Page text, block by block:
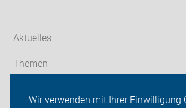
Wir verwenden mit Ihrer Einwilligung
Aktuelles
Themen